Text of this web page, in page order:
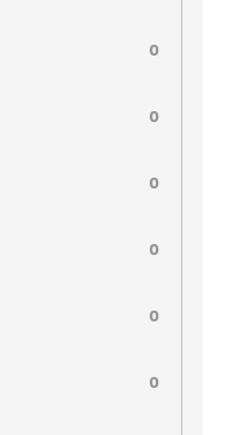
0
0
0
0
0
0